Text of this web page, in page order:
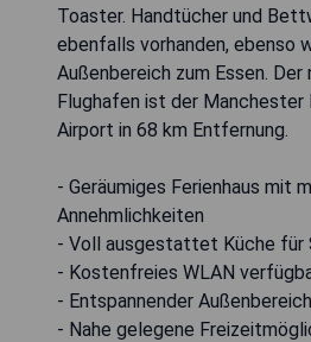
Toaster. Handtücher und
ebenfalls vorhanden, ebenso
Außenbereich zum Essen.
Flughafen ist der Manchester
Airport in 68 km Entfernung.
- Geräumiges Ferienhaus mit
Annehmlichkeiten
- Voll ausgestattet Küche für
- Kostenfreies WLAN
- Entspannender
- Nahe gelegene